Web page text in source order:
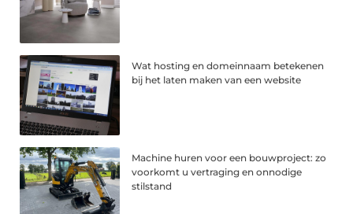
Wat hosting en domeinnaam betekenen
bij het laten maken van een website
Machine huren voor een bouwproject: zo
voorkomt u vertraging en onnodige
stilstand